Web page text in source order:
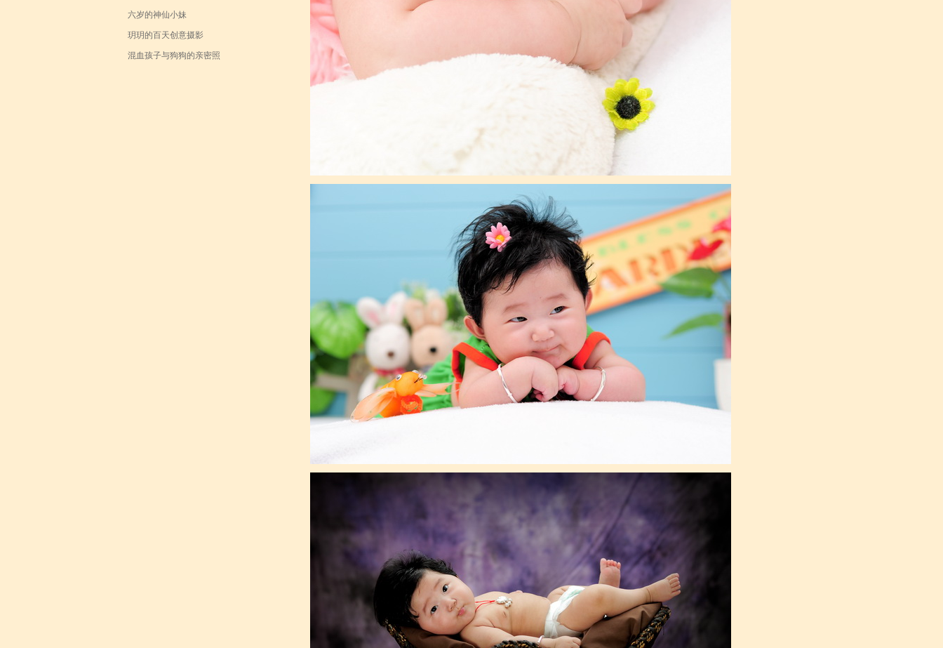
六岁的神仙小妹
玥玥的百天创意摄影
混血孩子与狗狗的亲密照